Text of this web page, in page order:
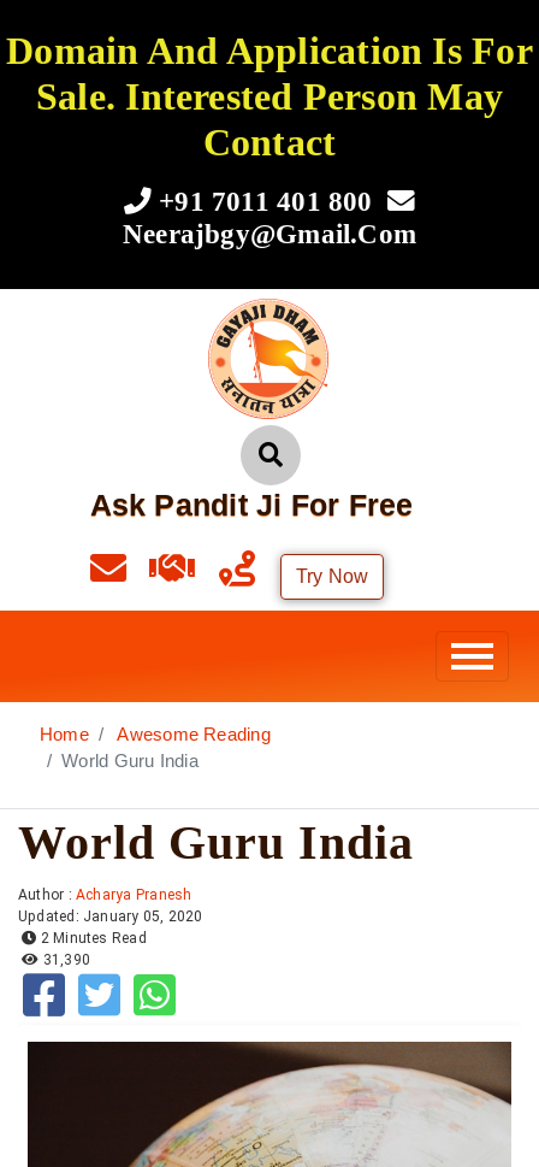
Domain And Application Is For
Sale. Interested Person May
Contact
+91 7011 401 800
Neerajbgy@gmail.com
Ask Pandit Ji For Free
Try Now
Home
Awesome Reading
World Guru India
World Guru India
Author :Acharya Pranesh
Updated: January 05, 2020
2 Minutes Read
31,390